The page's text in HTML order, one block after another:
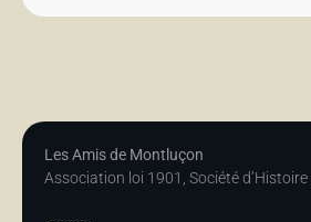
Les Amis de Montluçon
Association loi 1901, Société d’Histoire